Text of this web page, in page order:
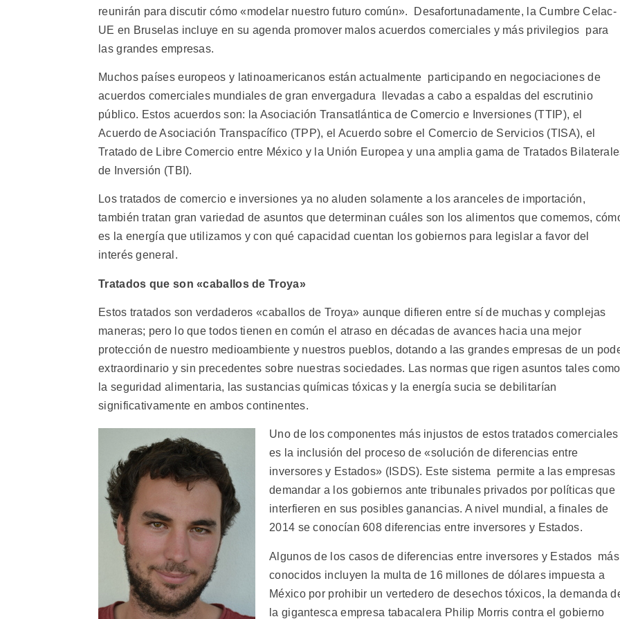
reunirán para discutir cómo «modelar nuestro futuro común». Desafortunadamente, la Cumbre Celac-
UE en Bruselas incluye en su agenda promover malos acuerdos comerciales y más privilegios para
las grandes empresas.
Muchos países europeos y latinoamericanos están actualmente participando en negociaciones de
acuerdos comerciales mundiales de gran envergadura llevadas a cabo a espaldas del escrutinio
público. Estos acuerdos son: la Asociación Transatlántica de Comercio e Inversiones (TTIP), el
Acuerdo de Asociación Transpacífico (TPP), el Acuerdo sobre el Comercio de Servicios (TISA), el
Tratado de Libre Comercio entre México y la Unión Europea y una amplia gama de Tratados
de Inversión (TBI).
Los tratados de comercio e inversiones ya no aluden solamente a los aranceles de importación,
también tratan gran variedad de asuntos que determinan cuáles son los alimentos que comemos,
es la energía que utilizamos y con qué capacidad cuentan los gobiernos para legislar a favor del
interés general.
Tratados que son «caballos de Troya»
Estos tratados son verdaderos «caballos de Troya» aunque difieren entre sí de muchas y complejas
maneras; pero lo que todos tienen en común el atraso en décadas de avances hacia una mejor
protección de nuestro medioambiente y nuestros pueblos, dotando a las grandes empresas de un
extraordinario y sin precedentes sobre nuestras sociedades. Las normas que rigen asuntos tales como
la seguridad alimentaria, las sustancias químicas tóxicas y la energía sucia se debilitarían
significativamente en ambos continentes.
Uno de los componentes más injustos de estos tratados comerciales
es la inclusión del proceso de «solución de diferencias entre
inversores y Estados» (ISDS). Este sistema permite a las empresas
demandar a los gobiernos ante tribunales privados por políticas que
interfieren en sus posibles ganancias. A nivel mundial, a finales de
2014 se conocían 608 diferencias entre inversores y Estados.
Algunos de los casos de diferencias entre inversores y Estados más
conocidos incluyen la multa de 16 millones de dólares impuesta a
México por prohibir un vertedero de desechos tóxicos, la demanda
la gigantesca empresa tabacalera Philip Morris contra el gobierno